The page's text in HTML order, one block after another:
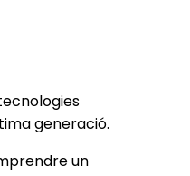
generació.
un